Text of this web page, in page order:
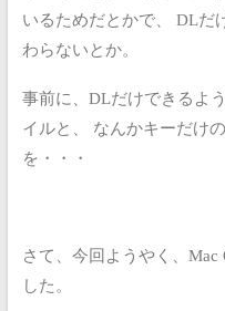
いるためだとかで、
DLだ
わらないとか。
事前に、DLだけできるよ
イルと、
なんかキーだけ
を・・・
さて、今回ようやく、
した。